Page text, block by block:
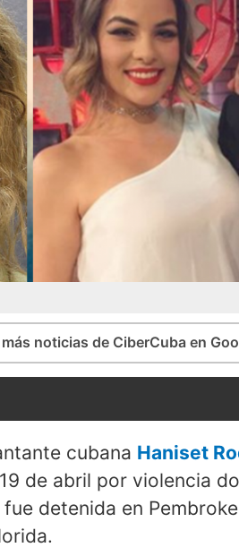
noticias de CiberCuba en
cubana Haniset
de abril por violencia
detenida en